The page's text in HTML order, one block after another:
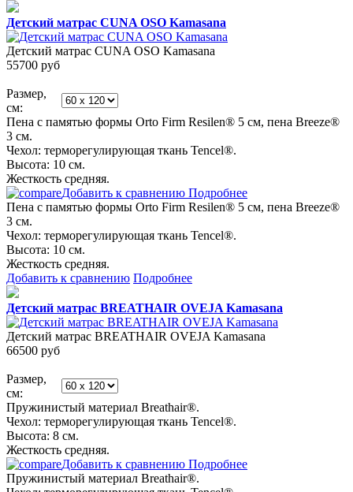
Детский матрас CUNA OSO Kamasana
Детский матрас CUNA OSO Kamasana
55700 руб
Размер,
см:
Пена с памятью формы Orto Firm Resilen® 5 см, пена Breeze®
3 см.
Чехол: терморегулирующая ткань Tencel®.
Высота: 10 см.
Жесткость средняя.
Добавить к сравнению Подробнее
Пена с памятью формы Orto Firm Resilen® 5 см, пена Breeze®
3 см.
Чехол: терморегулирующая ткань Tencel®.
Высота: 10 см.
Жесткость средняя.
Добавить к сравнению Подробнее
Детский матрас BREATHAIR OVEJA Kamasana
Детский матрас BREATHAIR OVEJA Kamasana
66500 руб
Размер,
см:
Пружинистый материал Breathair®.
Чехол: терморегулирующая ткань Tencel®.
Высота: 8 см.
Жесткость средняя.
Добавить к сравнению Подробнее
Пружинистый материал Breathair®.